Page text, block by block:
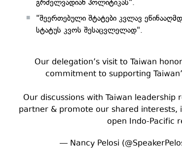
გრძელვადიან პოლიტიკას".
"შეერთებული შტატები კვლავ
სტატუს კვოს შესაცვლელად".
Our delegation’s visit to Taiwan
commitment to supporting
Our discussions with Taiwan
partner & promote our shared interests,
open Indo-Pacific
— Nancy Pelosi